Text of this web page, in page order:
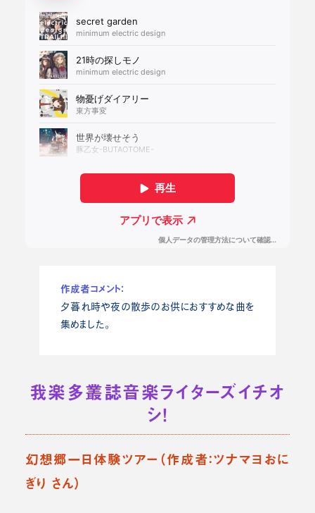
作成者コメント：
夕暮れ時や夜の散歩のお供におすすめな曲を
集めました。
我楽多叢誌音楽ライターズイチオ
シ！
幻想郷一日体験ツアー（作成者：ツナマヨおに
ぎり さん）